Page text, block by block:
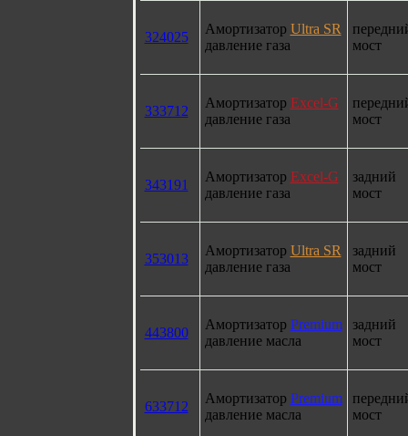
324025
Амортизатор Ultra SR
давление газа
мост
333712
Амортизатор Excel-G
давление газа
мост
343191
Амортизатор Excel-G
давление газа
задний
мост
353013
Амортизатор Ultra SR
давление газа
задний
мост
443800
Амортизатор Premium
давление масла
задний
мост
633712
Амортизатор Premium
давление масла
мост